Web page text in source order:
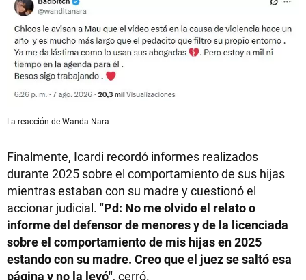
La reacción de Wanda Nara
Finalmente, Icardi recordó informes realizados
durante 2025 sobre el comportamiento de sus hijas
mientras estaban con su madre y cuestionó el
accionar judicial. "Pd: No me olvido el relato o
informe del defensor de menores y de la licenciada
sobre el comportamiento de mis hijas en 2025
estando con su madre. Creo que el juez se saltó esa
página y no la leyó", cerró.